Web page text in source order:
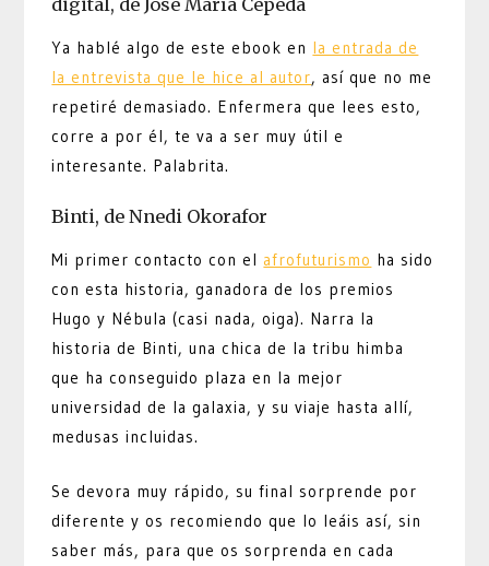
Ya hablé algo de este ebook en la entrada de
la entrevista que le hice al autor, así que no me
repetiré demasiado. Enfermera que lees esto,
corre a por él, te va a ser muy útil e
interesante. Palabrita.
Binti, de Nnedi Okorafor
Mi primer contacto con elafrofuturismo ha sido
con esta historia, ganadora de los premios
Hugo y Nébula (casi nada, oiga). Narra la
historia de Binti, una chica de la tribu himba
que ha conseguido plaza en la mejor
universidad de la galaxia, y su viaje hasta allí,
medusas incluidas.
Se devora muy rápido, su final sorprende por
diferente y os recomiendo que lo leáis así, sin
saber más, para que os sorprenda en cada